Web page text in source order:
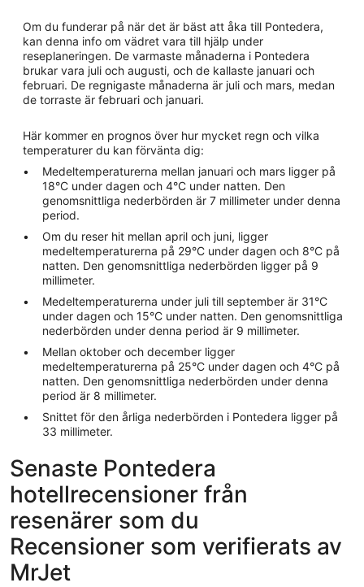
Om du funderar på när det är bäst att åka till Pontedera,
kan denna info om vädret vara till hjälp under
reseplaneringen. De varmaste månaderna i Pontedera
brukar vara juli och augusti, och de kallaste januari och
februari. De regnigaste månaderna är juli och mars, medan
de torraste är februari och januari.
Här kommer en prognos över hur mycket regn och vilka
temperaturer du kan förvänta dig:
Medeltemperaturerna mellan januari och mars ligger på
18°C under dagen och 4°C under natten. Den
genomsnittliga nederbörden är 7 millimeter under denna
period.
Om du reser hit mellan april och juni, ligger
medeltemperaturerna på 29°C under dagen och 8°C på
natten. Den genomsnittliga nederbörden ligger på 9
millimeter.
Medeltemperaturerna under juli till september är 31°C
under dagen och 15°C under natten. Den genomsnittliga
nederbörden under denna period är 9 millimeter.
Mellan oktober och december ligger
medeltemperaturerna på 25°C under dagen och 4°C på
natten. Den genomsnittliga nederbörden under denna
period är 8 millimeter.
Snittet för den årliga nederbörden i Pontedera ligger på
33 millimeter.
Senaste Pontedera
hotellrecensioner från
resenärer som du
Recensioner som verifierats av
MrJet